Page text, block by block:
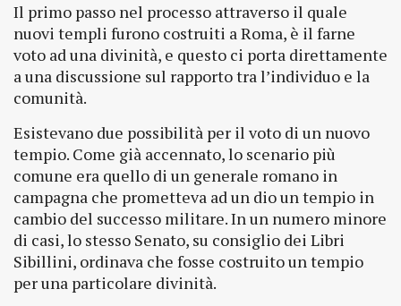
Il primo passo nel processo attraverso il quale
nuovi templi furono costruiti a Roma, è il farne
voto ad una divinità, e questo ci porta direttamente
a una discussione sul rapporto tra l’individuo e la
comunità.
Esistevano due possibilità per il voto di un nuovo
tempio. Come già accennato, lo scenario più
comune era quello di un generale romano in
campagna che prometteva ad un dio un tempio in
cambio del successo militare. In un numero minore
di casi, lo stesso Senato, su consiglio dei Libri
Sibillini, ordinava che fosse costruito un tempio
per una particolare divinità.